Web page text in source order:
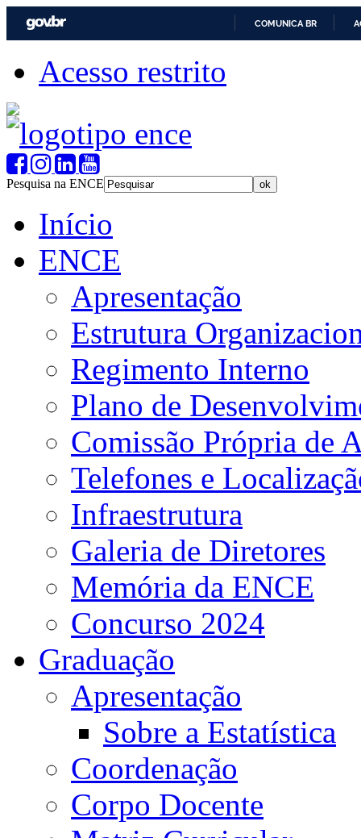
COMUNICA BR
Acesso restrito
Pesquisa na ENCE
Início
ENCE
Apresentação
Estrutura
Regimento Interno
Plano de
Comissão Própria de
Telefones e
Infraestrutura
Galeria de Diretores
Memória da ENCE
Concurso 2024
Graduação
Apresentação
Sobre a Estatística
Coordenação
Corpo Docente